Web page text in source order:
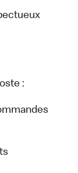
: